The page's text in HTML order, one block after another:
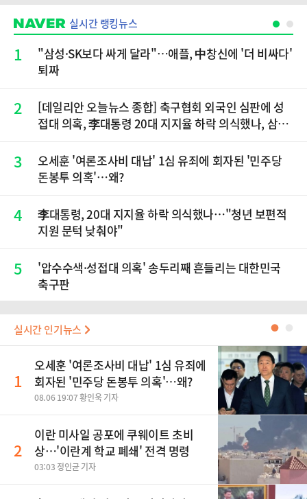
실시간 랭킹뉴스
1
"삼성·SK보다 싸게 달라"…애플, 中창신에 '더 비싸다'
퇴짜
2
[데일리안 오늘뉴스 종합] 축구협회 외국인 심판에 성
접대 의혹, 李대통령 20대 지지율 하락 의식했나, 삼전
재점화, 김민석 "과반 승리 가능성 99%" 등
3
오세훈 '여론조사비 대납' 1심 유죄에 회자된 '민주당
돈봉투 의혹'…왜?
4
李대통령, 20대 지지율 하락 의식했나…"청년 보편적
지원 문턱 낮춰야"
5
'압수수색·성접대 의혹' 송두리째 흔들리는 대한민국
축구판
실시간 인기뉴스 ●
1
오세훈 '여론조사비 대납' 1심 유죄에
회자된 '민주당 돈봉투 의혹'…왜?
08.06 19:07 황인욱 기자
2
이란 미사일 공포에 쿠웨이트 초비
상…'이란계 학교 폐쇄' 전격 명령
03:03 정인균 기자